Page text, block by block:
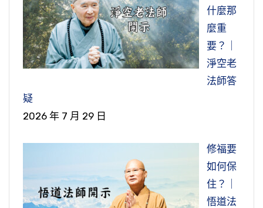
什麼那
麼重
要？｜
淨空老
法師答
疑
2026 年 7 月 29 日
修福要
如何保
住？｜
悟道法